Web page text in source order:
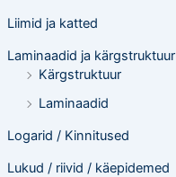
Liimid ja katted
Laminaadid ja kärgstruktuur
Kärgstruktuur
Laminaadid
Logarid / Kinnitused
Lukud / riivid / käepidemed